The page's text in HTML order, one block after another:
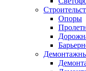
Опоры